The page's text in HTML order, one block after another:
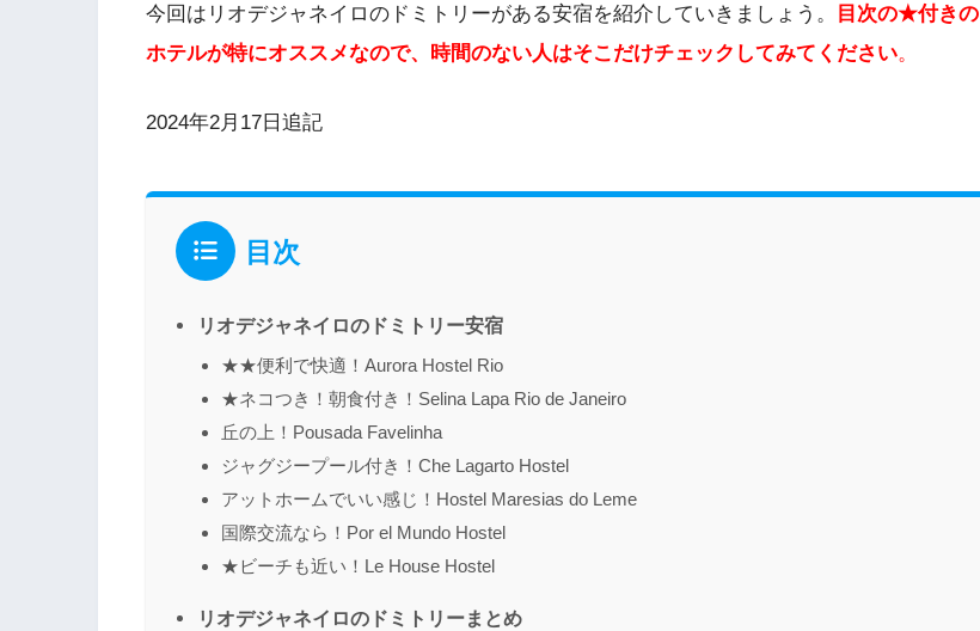
今回はリオデジャネイロのドミトリーがある安宿を紹介していきましょう。
目次の★付きの
ホテルが特にオススメなので、時間のない人はそこだけチェックしてみてください。
2024年2月17日追記
目次
リオデジャネイロのドミトリー安宿
★★便利で快適！Aurora Hostel Rio
★ネコつき！朝食付き！Selina Lapa Rio de Janeiro
丘の上！Pousada Favelinha
ジャグジープール付き！Che Lagarto Hostel
アットホームでいい感じ！Hostel Maresias do Leme
国際交流なら！Por el Mundo Hostel
★ビーチも近い！Le House Hostel
リオデジャネイロのドミトリーまとめ